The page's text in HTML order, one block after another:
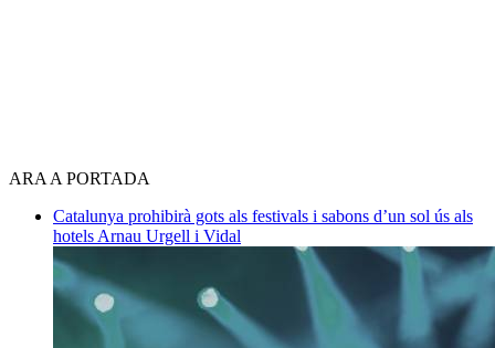
ARA A PORTADA
Catalunya prohibirà gots als festivals i sabons d’un sol ús als
hotels Arnau Urgell i Vidal